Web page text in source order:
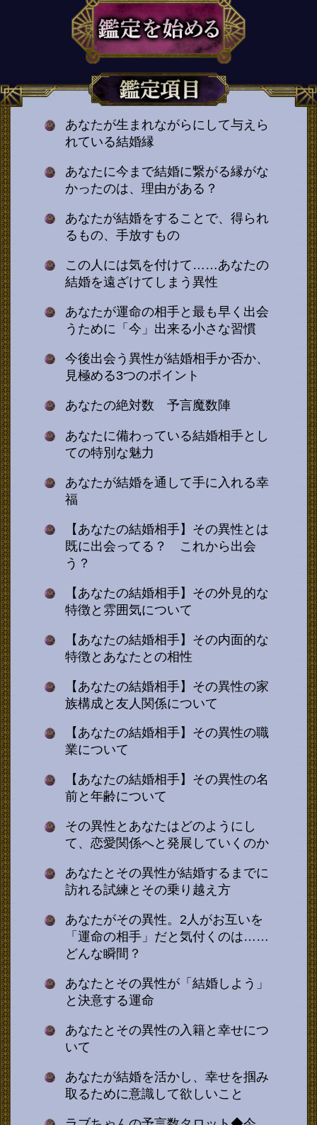
あなたが生まれながらにして与えら
れている結婚縁
あなたに今まで結婚に繋がる縁がな
かったのは、理由がある？
あなたが結婚をすることで、得られ
るもの、手放すもの
この人には気を付けて……あなたの
結婚を遠ざけてしまう異性
あなたが運命の相手と最も早く出会
うために「今」出来る小さな習慣
今後出会う異性が結婚相手か否か、
見極める3つのポイント
あなたの絶対数 予言魔数陣
あなたに備わっている結婚相手とし
ての特別な魅力
あなたが結婚を通して手に入れる幸
福
【あなたの結婚相手】その異性とは
既に出会ってる？ これから出会
う？
【あなたの結婚相手】その外見的な
特徴と雰囲気について
【あなたの結婚相手】その内面的な
特徴とあなたとの相性
【あなたの結婚相手】その異性の家
族構成と友人関係について
【あなたの結婚相手】その異性の職
業について
【あなたの結婚相手】その異性の名
前と年齢について
その異性とあなたはどのようにし
て、恋愛関係へと発展していくのか
あなたとその異性が結婚するまでに
訪れる試練とその乗り越え方
あなたがその異性。2人がお互いを
「運命の相手」だと気付くのは……
どんな瞬間？
あなたとその異性が「結婚しよう」
と決意する運命
あなたとその異性の入籍と幸せにつ
いて
あなたが結婚を活かし、幸せを掴み
取るために意識して欲しいこと